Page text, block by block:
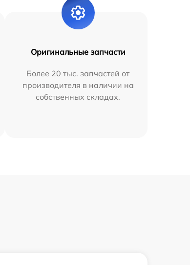
Оригинальные запчасти
Более 20 тыс. запчастей от
производителя в наличии на
собственных складах.